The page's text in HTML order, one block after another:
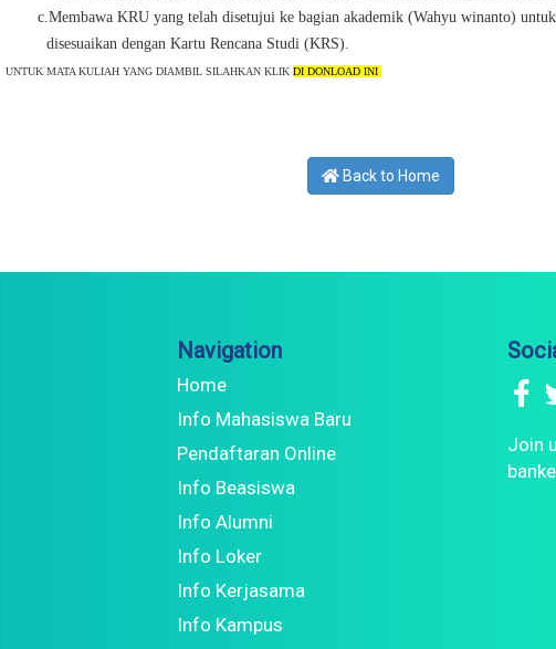
c.Membawa KRU yang telah disetujui ke bagian akademik (Wahyu winanto)
disesuaikan dengan Kartu Rencana Studi (KRS).
UNTUK MATA KULIAH YANG DIAMBIL SILAHKAN KLIKDI DONLOAD INI
Back to Home
Navigation
Home
Info Mahasiswa Baru
Pendaftaran Online
Info Beasiswa
Info Alumni
Info Loker
Info Kerjasama
Info Kampus
Join